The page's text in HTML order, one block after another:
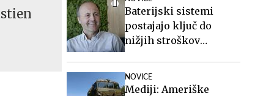
Baterijski sistemi
postajajo ključ do
nižjih stroškov
NOVICE
Mediji: Ameriške